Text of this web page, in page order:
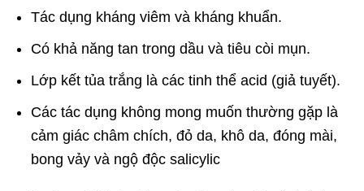
Tác dụng kháng viêm và kháng khuẩn.
Có khả năng tan trong dầu và tiêu còi mụn.
Lớp kết tủa trắng là các tinh thể acid (giả tuyết).
Các tác dụng không mong muốn thường gặp là
cảm giác châm chích, đỏ da, khô da, đóng mài,
bong vảy và ngộ độc salicylic